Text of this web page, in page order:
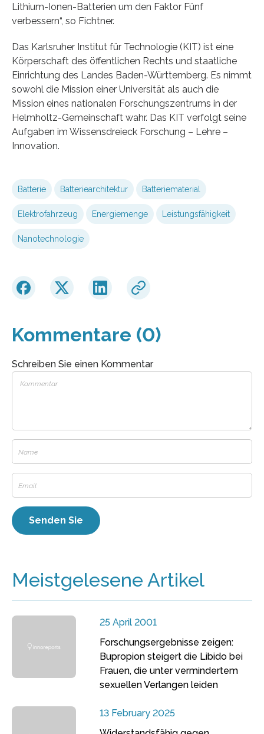
Lithium-Ionen-Batterien um den Faktor Fünf
verbessern“, so Fichtner.
Das Karlsruher Institut für Technologie (KIT) ist eine
Körperschaft des öffentlichen Rechts und staatliche
Einrichtung des Landes Baden-Württemberg. Es nimmt
sowohl die Mission einer Universität als auch die
Mission eines nationalen Forschungszentrums in der
Helmholtz-Gemeinschaft wahr. Das KIT verfolgt seine
Aufgaben im Wissensdreieck Forschung – Lehre –
Innovation.
Batterie Batteriearchitektur Batteriematerial
Elektrofahrzeug Energiemenge Leistungsfähigkeit
Nanotechnologie
Kommentare (0)
Schreiben Sie einen Kommentar
Meistgelesene Artikel
25 April 2001
Forschungsergebnisse zeigen:
Bupropion steigert die Libido bei
Frauen, die unter vermindertem
sexuellen Verlangen leiden
13 February 2025